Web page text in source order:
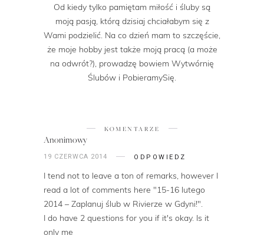
Od kiedy tylko pamiętam miłość i śluby są
moją pasją, którą dzisiaj chciałabym się z
Wami podzielić. Na co dzień mam to szczęście,
że moje hobby jest także moją pracą (a może
na odwrót?), prowadzę bowiem Wytwórnię
Ślubów i PobieramySię.
KOMENTARZE
Anonimowy
19 CZERWCA 2014 ODPOWIEDZ
I tend not to leave a ton of remarks, however I
read a lot of comments here "15-16 lutego
2014 – Zaplanuj ślub w Rivierze w Gdyni!".
I do have 2 questions for you if it's okay. Is it
only me